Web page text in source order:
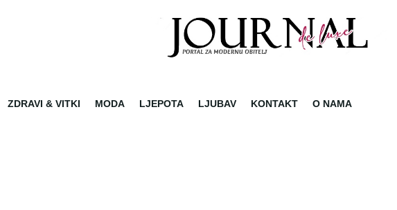
ZDRAVI & VITKI MODA LJEPOTA LJUBAV KONTAKT O NAMA